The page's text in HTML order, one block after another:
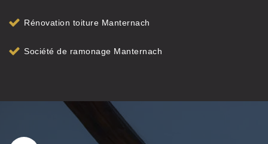
Rénovation toiture Manternach
Société de ramonage Manternach